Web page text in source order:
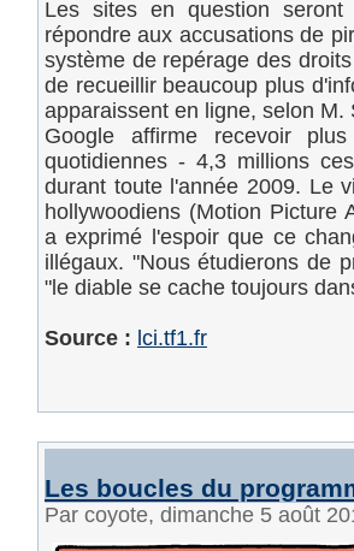
Les sites en question
répondre aux accusations de
système de repérage des
de recueillir beaucoup plus
apparaissent en ligne, selon M.
Google affirme recevoir
quotidiennes - 4,3 millions
durant toute l'année 2009. Le
hollywoodiens (Motion Picture
a exprimé l'espoir que ce
illégaux. "Nous étudierons de
"le diable se cache toujours
Source : lci.tf1.fr
Les boucles du
Par coyote, dimanche 5 août